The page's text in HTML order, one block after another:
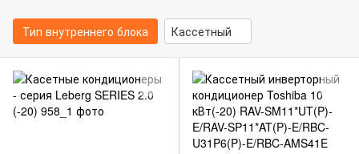
Тип внутреннего блока Кассетный